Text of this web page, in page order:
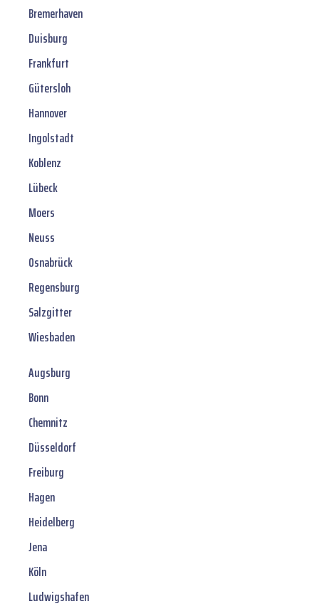
Bremerhaven
Duisburg
Frankfurt
Gütersloh
Hannover
Ingolstadt
Koblenz
Lübeck
Moers
Neuss
Osnabrück
Regensburg
Salzgitter
Wiesbaden
Augsburg
Bonn
Chemnitz
Düsseldorf
Freiburg
Hagen
Heidelberg
Jena
Köln
Ludwigshafen